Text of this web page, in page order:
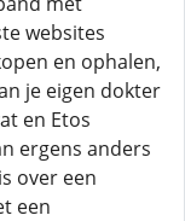
websites
en ophalen,
je eigen dokter
en Etos
ergens anders
over een
een